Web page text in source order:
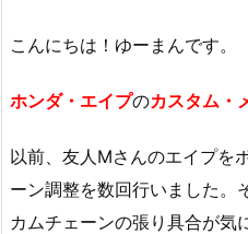
こんにちは！ゆーまんです。
ホンダ・エイプのカスタム・
以前、友人Mさんのエイプを
ーン調整を数回行いました。
カムチェーンの張り具合が気